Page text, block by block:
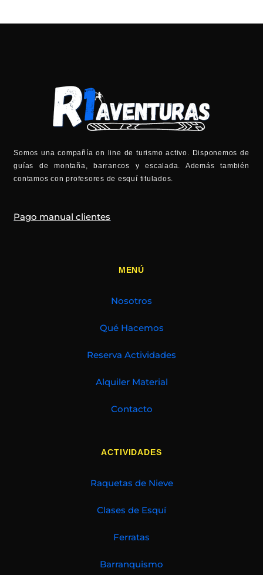
Somos una compañía on line de turismo activo. Disponemos de
guías de montaña, barrancos y escalada. Además también
contamos con profesores de esquí titulados.
Pago manual clientes
MENÚ
Nosotros
Qué Hacemos
Reserva Actividades
Alquiler Material
Contacto
ACTIVIDADES
Raquetas de Nieve
Clases de Esquí
Ferratas
Barranquismo